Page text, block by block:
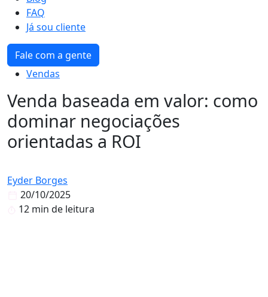
FAQ
Já sou cliente
Fale com a gente
Vendas
Venda baseada em valor: como
dominar negociações
orientadas a ROI
Eyder Borges
20/10/2025
12 min de leitura